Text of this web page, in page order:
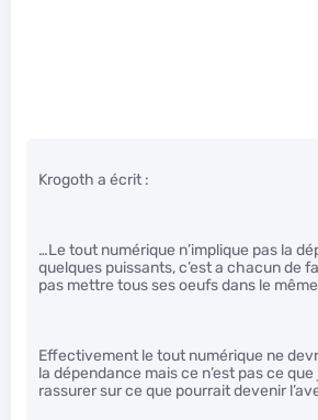
Krogoth a écrit :
…Le tout numérique n’implique pas la
quelques puissants, c’est a chacun de
pas mettre tous ses oeufs dans le
Effectivement le tout numérique ne
la dépendance mais ce n’est pas ce
rassurer sur ce que pourrait devenir